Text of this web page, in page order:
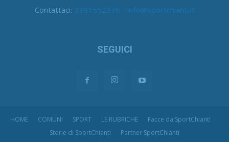
Contattaci: 3391552376 - info@sportchianti.it
SEGUICI
HOME COMUNI SPORT LE RUBRICHE
Facce da SportChianti
Storie di SportChianti
Partner SportChianti